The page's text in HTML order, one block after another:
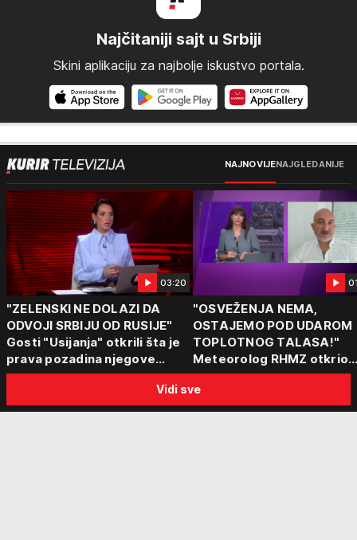
Najčitaniji sajt u Srbiji
Skini aplikaciju za najbolje iskustvo portala.
NAJNOVIJENAJGLEDANIJE
03:20
"ZELENSKI NE DOLAZI DA
ODVOJI SRBIJU OD RUSIJE"
Gosti "Usijanja" otkrili šta je
prava pozadina njegove
posete Beogradu
"OSVEŽENJA NEMA,
OSTAJEMO POD UDAROM
TOPLOTNOG TALASA!"
Meteorolog RHMZ otkrio
kakvo vreme nas čeka do
kraja avgusta
Vidi sve